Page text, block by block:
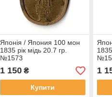
Японія / Япония 100 мон
1835 рік мідь 20.7 гр.
№1573
1 150₴
Купити
1